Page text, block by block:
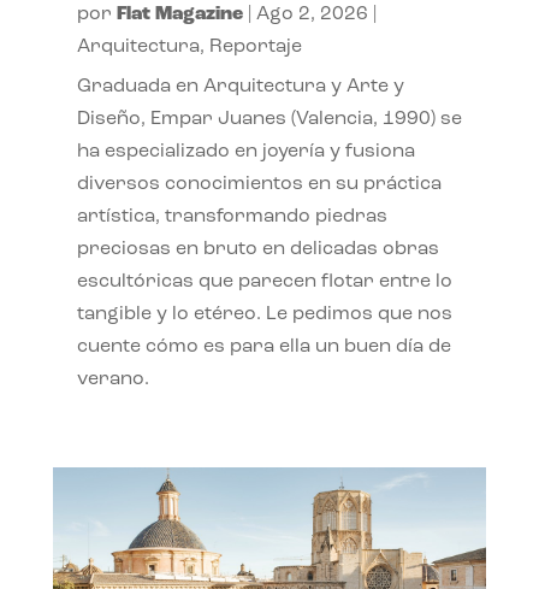
por Flat Magazine| Ago 2, 2026
Arquitectura, Reportaje
Graduada en Arquitectura y Arte y
Diseño, Empar Juanes (Valencia, 1990) se
ha especializado en joyería y fusiona
diversos conocimientos en su práctica
artística, transformando piedras
preciosas en bruto en delicadas obras
escultóricas que parecen flotar entre lo
tangible y lo etéreo. Le pedimos que nos
cuente cómo es para ella un buen día de
verano.